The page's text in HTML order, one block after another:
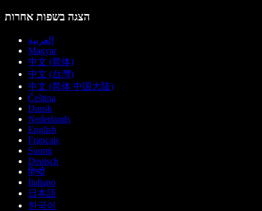
הצגה בשפות אחרות
العربية
Magyar
中文 (简体)
中文 (台灣)
中文 (简体 中国大陆)
Čeština
Dansk
Nederlands
English
Français
Suomi
Deutsch
हिन्दी
Italiano
日本語
한국어